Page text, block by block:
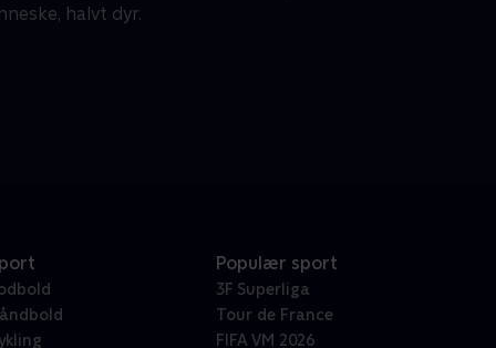
halvt dyr.
Populær sport
3F Superliga
Tour de France
FIFA VM 2026